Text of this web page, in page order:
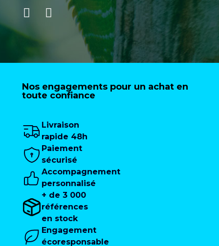
Nos engagements pour un achat en
toute confiance
Livraison
rapide 48h
Paiement
sécurisé
Accompagnement
personnalisé
+ de 3 000
références
en stock
Engagement
écoresponsable